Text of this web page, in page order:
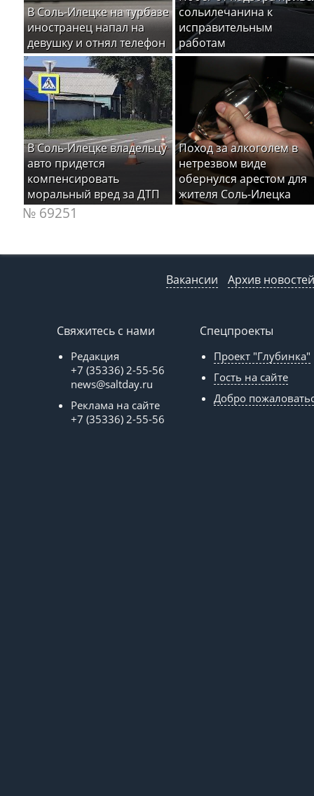
В Соль-Илецке на турбазе
иностранец напал на
девушку и отнял телефон
сольилечанина к
исправительным
работам
В Соль-Илецке владельцу
авто придется
компенсировать
моральный вред за ДТП
Поход за алкоголем в
нетрезвом виде
обернулся арестом для
жителя Соль-Илецка
№ 69251
Вакансии Архив новостей
Свяжитесь с нами
Редакция
+7 (35336) 2-55-56
news@saltday.ru
Реклама на сайте
+7 (35336) 2-55-56
Спецпроекты
Проект "Глубинка"
Гость на сайте
Добро